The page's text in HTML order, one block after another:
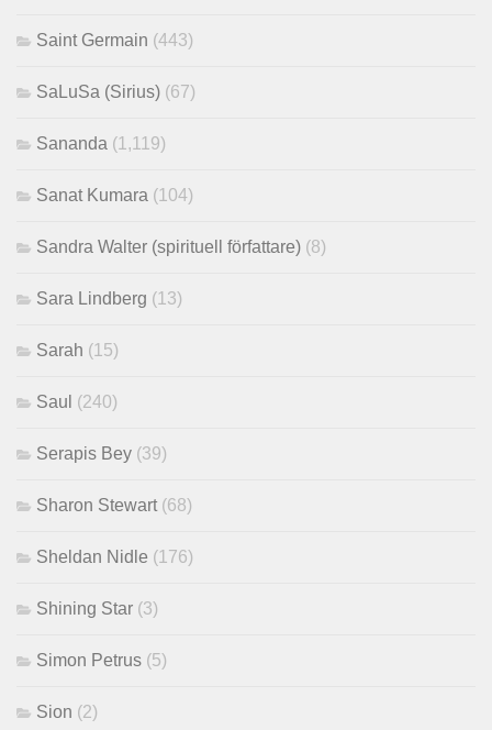
Saint Germain (443)
SaLuSa (Sirius) (67)
Sananda (1,119)
Sanat Kumara (104)
Sandra Walter (spirituell författare) (8)
Sara Lindberg (13)
Sarah (15)
Saul (240)
Serapis Bey (39)
Sharon Stewart (68)
Sheldan Nidle (176)
Shining Star (3)
Simon Petrus (5)
Sion (2)